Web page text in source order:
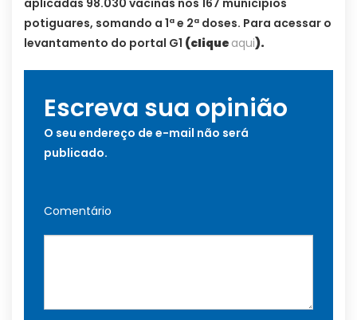
aplicadas 98.030 vacinas nos 167 municípios
potiguares, somando a 1ª e 2ª doses. Para acessar o
levantamento do portal G1 (clique aqui).
Escreva sua opinião
O seu endereço de e-mail não será
publicado.
Comentário